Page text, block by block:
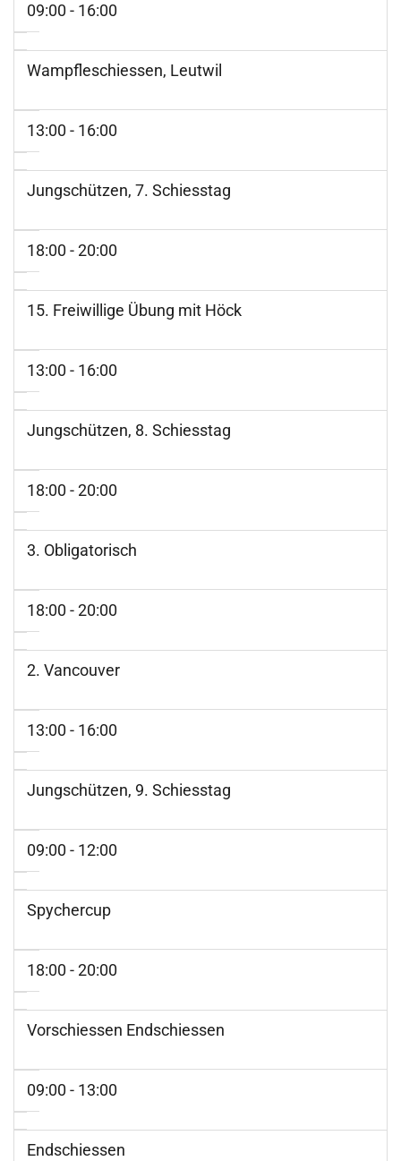
09:00 - 16:00
Wampfleschiessen, Leutwil
13:00 - 16:00
Jungschützen, 7. Schiesstag
18:00 - 20:00
15. Freiwillige Übung mit Höck
13:00 - 16:00
Jungschützen, 8. Schiesstag
18:00 - 20:00
3. Obligatorisch
18:00 - 20:00
2. Vancouver
13:00 - 16:00
Jungschützen, 9. Schiesstag
09:00 - 12:00
Spychercup
18:00 - 20:00
Vorschiessen Endschiessen
09:00 - 13:00
Endschiessen